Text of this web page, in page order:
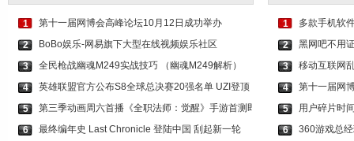
1
第十一届网博会高峰论坛10月12日成功举办
2
BoBo娱乐-网易旗下大型在线视频娱乐社区
3
全民枪战幽魂M249实战技巧 （幽魂M249解析）
4
英雄联盟官方公布S8全球总决赛20强名单 UZI登顶
5
第三季动画周六首播《全职法师：觉醒》手游首测即
6
最终编年史 Last Chronicle 登陆中国 刮起新一轮
1
多款手机软
2
黑网吧不用
3
移动互联网
4
第十一届网
5
用户碎片时
6
360游戏总